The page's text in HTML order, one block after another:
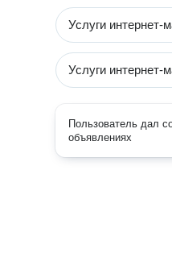
Услуги интернет-
Услуги интернет-
Пользователь дал
объявлениях